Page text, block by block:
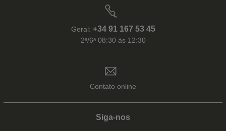
Geral: +34 91 167 53 45
2ᵃ/6ᵃ 08:30 às 12:30
Contato online
Siga-nos